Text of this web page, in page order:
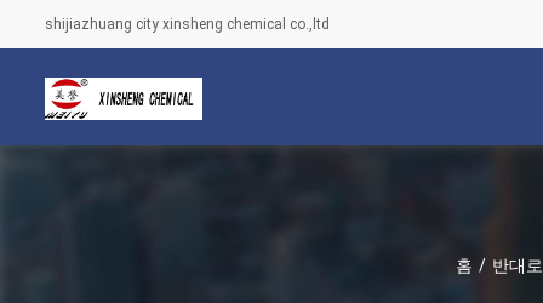
shijiazhuang city xinsheng chemical co.,ltd
홈 / 반대